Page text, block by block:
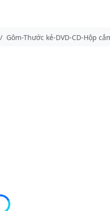
Gôm-Thước kẻ-DVD-CD-Hộp